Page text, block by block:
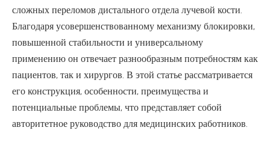
сложных переломов дистального отдела лучевой кости.
Благодаря усовершенствованному механизму блокировки,
повышенной стабильности и универсальному
применению он отвечает разнообразным потребностям как
пациентов, так и хирургов. В этой статье рассматривается
его конструкция, особенности, преимущества и
потенциальные проблемы, что представляет собой
авторитетное руководство для медицинских работников.